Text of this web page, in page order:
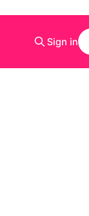
Sign in